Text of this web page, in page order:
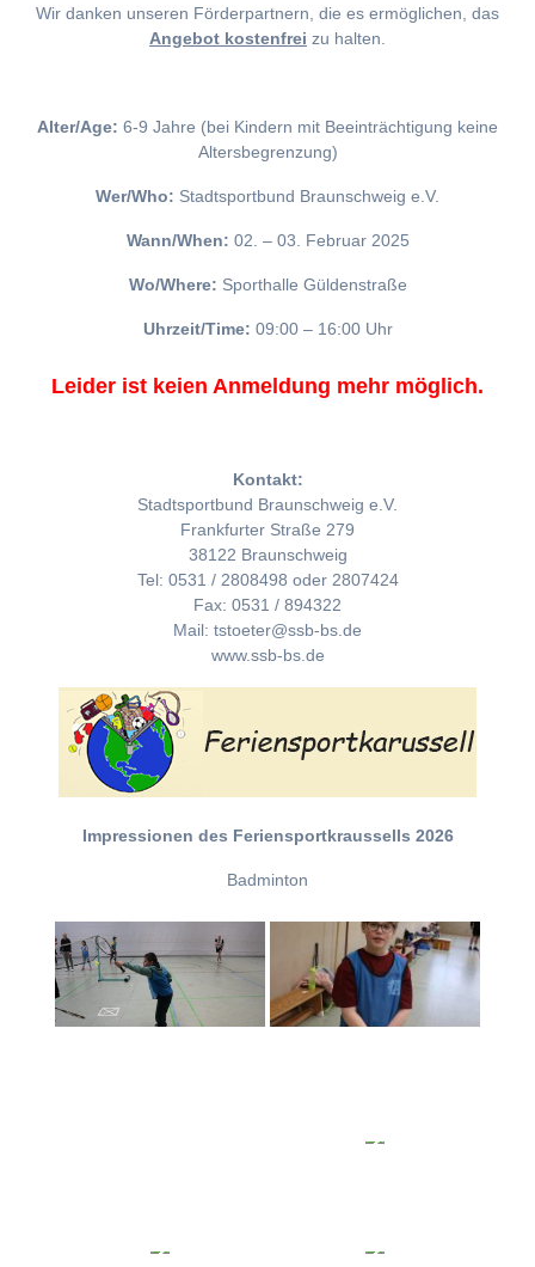
Wir danken unseren Förderpartnern, die es ermöglichen, das
Angebot kostenfrei zu halten.
Alter/Age: 6-9 Jahre (bei Kindern mit Beeinträchtigung keine
Altersbegrenzung)
Wer/Who: Stadtsportbund Braunschweig e.V.
Wann/When: 02. – 03. Februar 2025
Wo/Where: Sporthalle Güldenstraße
Uhrzeit/Time: 09:00 – 16:00 Uhr
Leider ist keien Anmeldung mehr möglich.
Kontakt:
Stadtsportbund Braunschweig e.V.
Frankfurter Straße 279
38122 Braunschweig
Tel: 0531 / 2808498 oder 2807424
Fax: 0531 / 894322
Mail: tstoeter@ssb-bs.de
www.ssb-bs.de
Impressionen des Feriensportkraussells 2026
Badminton